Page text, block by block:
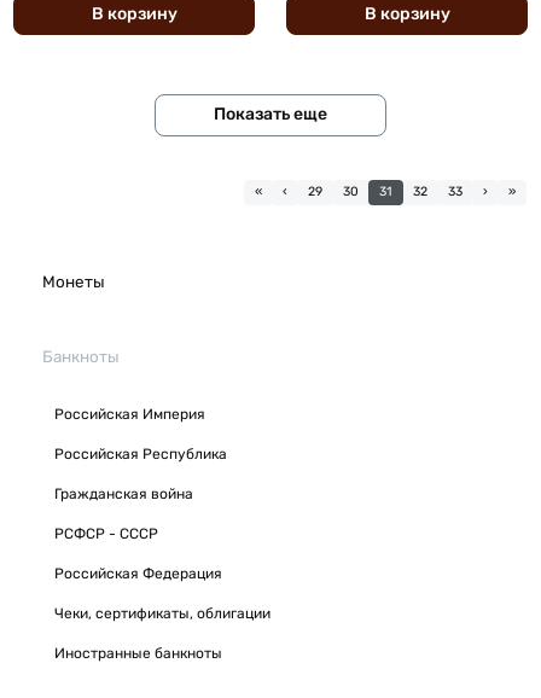
Монеты
Банкноты
Российская Империя
Российская Республика
Гражданская война
РСФСР - СССР
Российская Федерация
Чеки, сертификаты, облигации
Иностранные банкноты
В корзину В корзину
Показать еще
« ‹ 29 30 31 32 33 › »